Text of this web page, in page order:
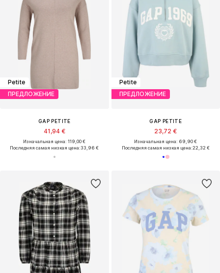
Petite
ПРЕДЛОЖЕНИЕ
GAP PETITE
41,94 €
Изначальная цена: 119,00 €
Последняя самая низкая цена:33,96 €
Petite
ПРЕДЛОЖЕНИЕ
GAP PETITE
23,72 €
Изначальная цена: 69,90 €
Последняя самая низкая цена:22,32 €